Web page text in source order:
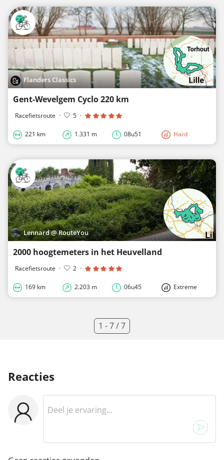
Flanders Classics
Gent-Wevelgem Cyclo 220 km
Racefietsroute · 5 ·
221 km 1.331 m 08u51 Hard
Lennard @ RouteYou
2000 hoogtemeters in het Heuvelland
Racefietsroute · 2 ·
169 km 2.203 m 06u45 Extreme
1 - 7 / 7
Reacties